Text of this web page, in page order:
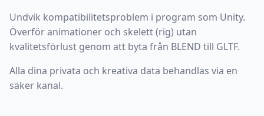
Undvik kompatibilitetsproblem i program som Unity.
Överför animationer och skelett (rig) utan
kvalitetsförlust genom att byta från BLEND till GLTF.
Alla dina privata och kreativa data behandlas via en
säker kanal.